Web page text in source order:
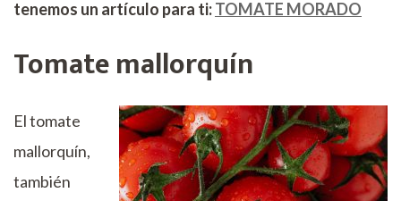
tenemos un artículo para ti:TOMATE MORADO
Tomate mallorquín
El tomate
mallorquín,
también